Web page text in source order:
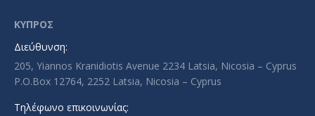
in
new
in
window
ΚΥΠΡΟΣ
Διεύθυνση:
205, Yiannos Kranidiotis Avenue 2234 Latsia, Nicosia – Cyprus
P.O.Box 12764, 2252 Latsia, Nicosia – Cyprus
Τηλέφωνο επικοινωνίας: